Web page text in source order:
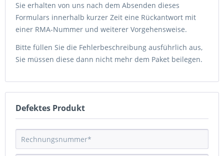
Sie erhalten von uns nach dem Absenden dieses
Formulars innerhalb kurzer Zeit eine Rückantwort mit
einer RMA-Nummer und weiterer Vorgehensweise.
Bitte füllen Sie die Fehlerbeschreibung ausführlich aus,
Sie müssen diese dann nicht mehr dem Paket beilegen.
Defektes Produkt